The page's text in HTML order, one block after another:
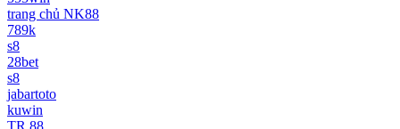
trang chủ NK88
789k
s8
28bet
s8
jabartoto
kuwin